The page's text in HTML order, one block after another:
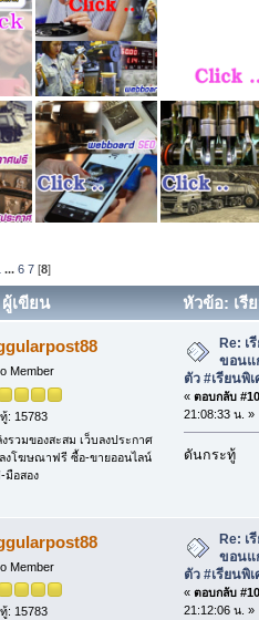
...6 7 [8]
ผู้เขียน
หัวข้อ: เรี
ยนพิเศษอังกฤษขอนแก่น (อ่าน
Member
: 15783
รวมของสะสม เว็บลงประกาศ
งโฆษณาฟรี ซื้อ-ขายออนไลน์
มือสอง
Re: เ
ขอนแ
ตัว #เรียนพิ
« ตอบกลับ
21:08:33 น. »
ดันกระทู้
Member
: 15783
Re: เ
ขอนแ
ตัว #เรียนพิ
« ตอบกลับ
21:12:06 น. »